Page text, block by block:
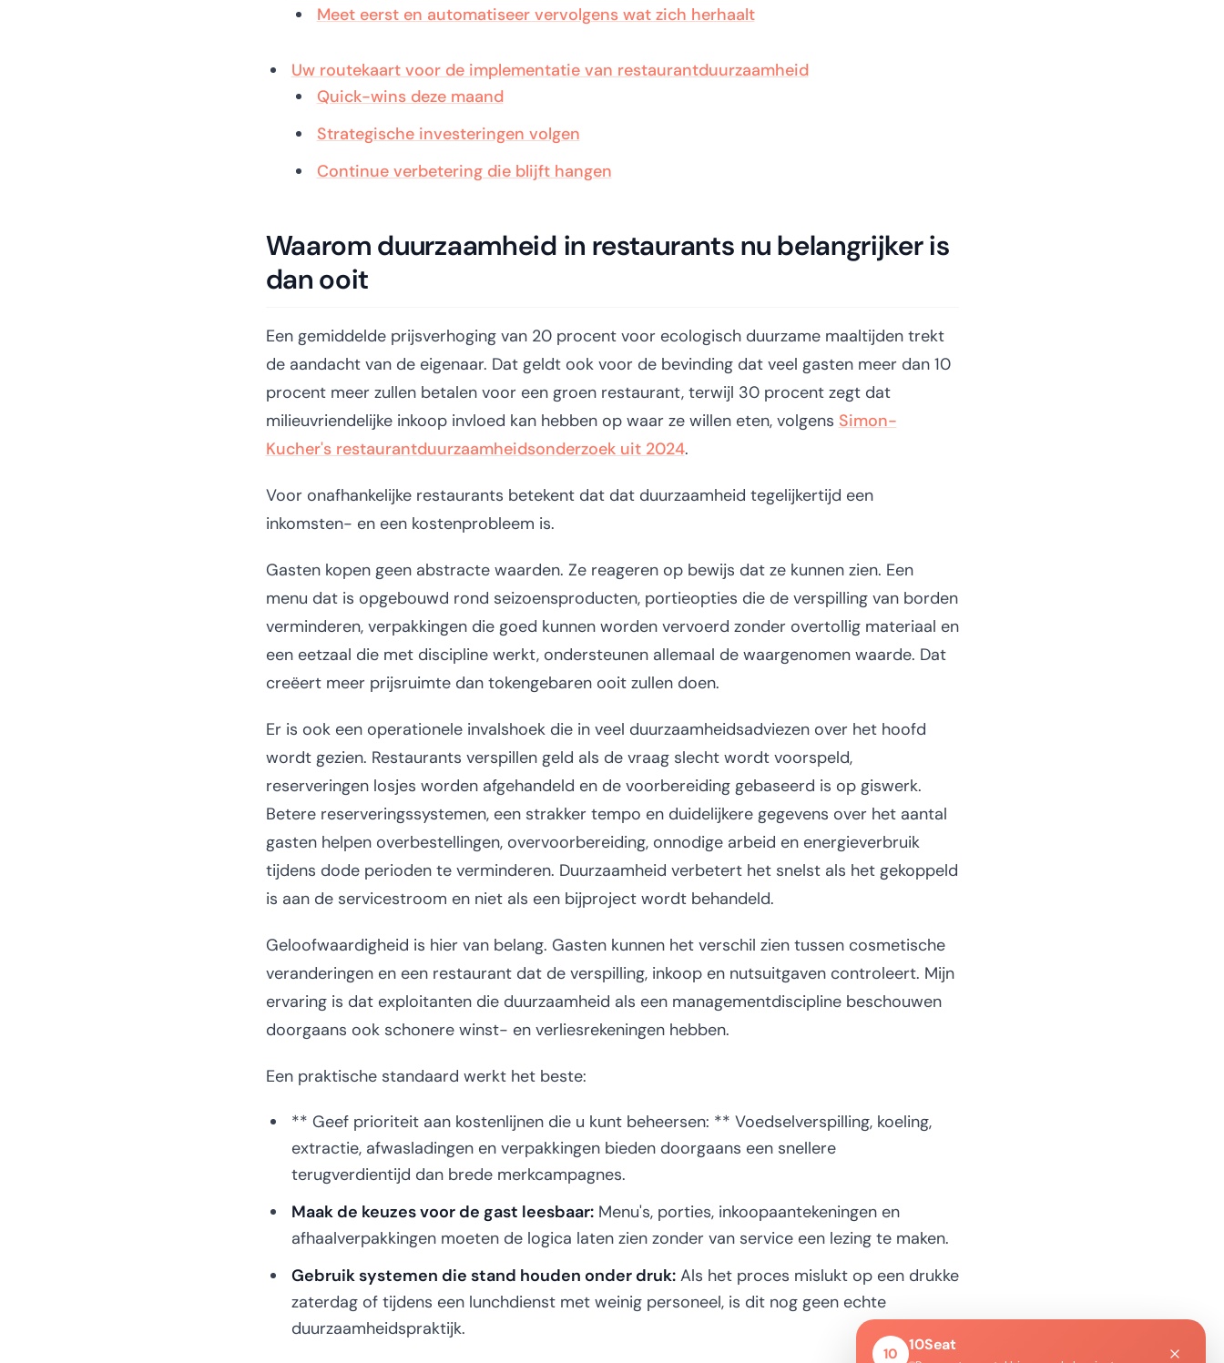
Meet eerst en automatiseer vervolgens wat zich herhaalt
Uw routekaart voor de implementatie van restaurantduurzaamheid
Quick-wins deze maand
Strategische investeringen volgen
Continue verbetering die blijft hangen
Waarom duurzaamheid in restaurants nu belangrijker is
dan ooit
Een gemiddelde prijsverhoging van 20 procent voor ecologisch duurzame maaltijden trekt
de aandacht van de eigenaar. Dat geldt ook voor de bevinding dat veel gasten meer dan 10
procent meer zullen betalen voor een groen restaurant, terwijl 30 procent zegt dat
milieuvriendelijke inkoop invloed kan hebben op waar ze willen eten, volgens Simon-
Kucher's restaurantduurzaamheidsonderzoek uit 2024.
Voor onafhankelijke restaurants betekent dat dat duurzaamheid tegelijkertijd een
inkomsten- en een kostenprobleem is.
Gasten kopen geen abstracte waarden. Ze reageren op bewijs dat ze kunnen zien. Een
menu dat is opgebouwd rond seizoensproducten, portieopties die de verspilling van borden
verminderen, verpakkingen die goed kunnen worden vervoerd zonder overtollig materiaal en
een eetzaal die met discipline werkt, ondersteunen allemaal de waargenomen waarde. Dat
creëert meer prijsruimte dan tokengebaren ooit zullen doen.
Er is ook een operationele invalshoek die in veel duurzaamheidsadviezen over het hoofd
wordt gezien. Restaurants verspillen geld als de vraag slecht wordt voorspeld,
reserveringen losjes worden afgehandeld en de voorbereiding gebaseerd is op giswerk.
Betere reserveringssystemen, een strakker tempo en duidelijkere gegevens over het aantal
gasten helpen overbestellingen, overvoorbereiding, onnodige arbeid en energieverbruik
tijdens dode perioden te verminderen. Duurzaamheid verbetert het snelst als het gekoppeld
is aan de servicestroom en niet als een bijproject wordt behandeld.
Geloofwaardigheid is hier van belang. Gasten kunnen het verschil zien tussen cosmetische
veranderingen en een restaurant dat de verspilling, inkoop en nutsuitgaven controleert. Mijn
ervaring is dat exploitanten die duurzaamheid als een managementdiscipline beschouwen
doorgaans ook schonere winst- en verliesrekeningen hebben.
Een praktische standaard werkt het beste:
** Geef prioriteit aan kostenlijnen die u kunt beheersen: ** Voedselverspilling, koeling,
extractie, afwasladingen en verpakkingen bieden doorgaans een snellere
terugverdientijd dan brede merkcampagnes.
Maak de keuzes voor de gast leesbaar:Menu's, porties, inkoopaantekeningen en
afhaalverpakkingen moeten de logica laten zien zonder van service een lezing te maken.
Gebruik systemen die stand houden onder druk:Als het proces mislukt op een drukke
zaterdag of tijdens een lunchdienst met weinig personeel, is dit nog geen echte
duurzaamheidspraktijk.